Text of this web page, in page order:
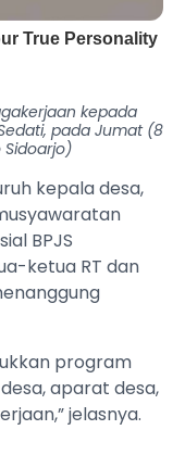
kepada
pada Jumat (8
Sidoarjo)
kepala desa,
BPJS
ketua RT dan
program
aparat desa,
jelasnya.